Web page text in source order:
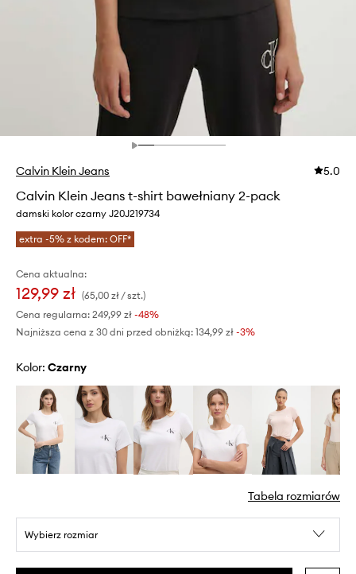
Calvin Klein Jeans 5.0
Calvin Klein Jeans t-shirt bawełniany 2-pack
damski kolor czarny J20J219734
extra -5% z kodem: OFF*
Cena aktualna:
129,99 zł (65,00 zł / szt.)
Cena regularna: 249,99 zł -48%
Najniższa cena z 30 dni przed obniżką: 134,99 zł -3%
Kolor: czarny
Tabela rozmiarów
Wybierz rozmiar